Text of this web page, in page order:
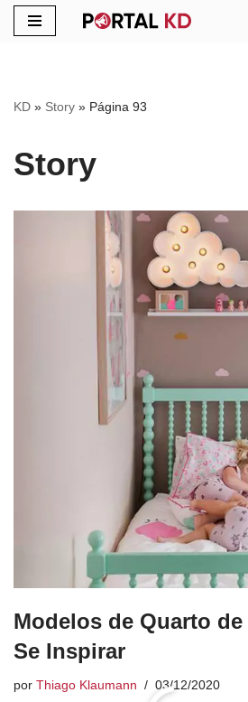
conteúdo
KD » Story » Página 93
Story
Modelos de Quarto de
Se Inspirar
por Thiago Klaumann 03/12/2020